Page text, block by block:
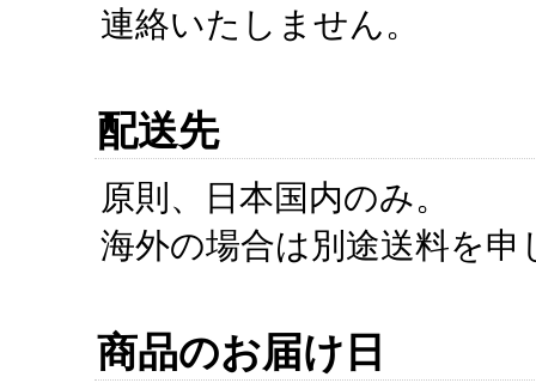
連絡いたしません。
配送先
原則、日本国内のみ。
海外の場合は別途送料を申
商品のお届け日